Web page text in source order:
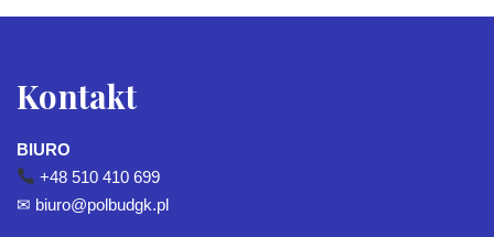
Kontakt
BIURO
+48 510 410 699
✉ biuro@polbudgk.pl